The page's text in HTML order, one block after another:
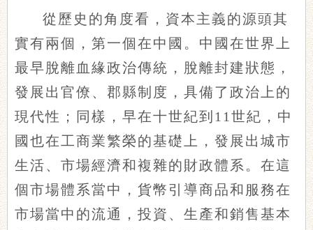
從歷史的角度看，資本主義的源頭其
實有兩個，第一個在中國。中國在世界上
最早脫離血緣政治傳統，脫離封建狀態，
發展出官僚、郡縣制度，具備了政治上的
現代性；同樣，早在十世紀到11世紀，中
國也在工商業繁榮的基礎上，發展出城市
生活、市場經濟和複雜的財政體系。在這
個市場體系當中，貨幣引導商品和服務在
市場當中的流通，投資、生產和銷售基本